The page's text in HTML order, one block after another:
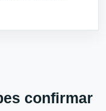
confirmar